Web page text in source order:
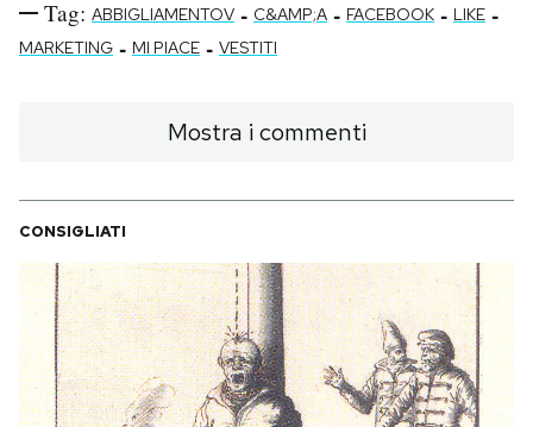
Tag: ABBIGLIAMENTOV - C&AMP;A - FACEBOOK - LIKE -
MARKETING - MI PIACE - VESTITI
Mostra i commenti
CONSIGLIATI